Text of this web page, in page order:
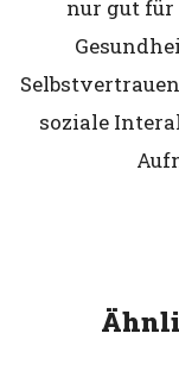
nur gut
soziale